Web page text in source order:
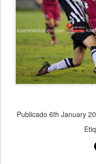
Publicado 6th January